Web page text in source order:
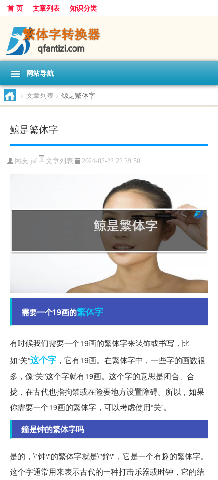
首 页 文章列表 知识分类
网站导航
> 文章列表 > 鲸是繁体字
鲸是繁体字
网友:jsf 文章列表 2024-02-22 22:39:50
需要一个19画的繁体字
有时候我们需要一个19画的繁体字来装饰或书写，比
如“关”这个字 ，它有19画。在繁体字中，一些字的画数很
多，像“关”这个字就有19画。这个字的意思是闭合、合
拢，在古代也指拘禁或在险要地方设置障碍。所以，如果
你需要一个19画的繁体字，可以考虑使用“关”。
鐘是钟的繁体字吗
是的，\"钟\"的繁体字就是\"鐘\"，它是一个有趣的繁体字。
这个字通常用来表示古代的一种打击乐器或时钟，它的结